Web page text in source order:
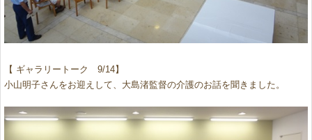
【 ギャラリートーク 9/14】
小山明子さんをお迎えして、大島渚監督の介護のお話を聞きました。